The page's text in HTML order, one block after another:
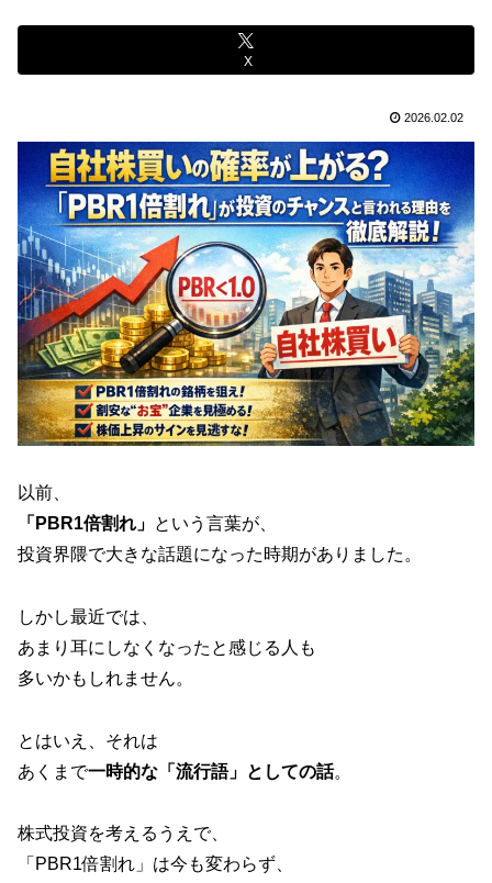
X
2026.02.02
以前、
「PBR1倍割れ」 という言葉が、
投資界隈で大きな話題になった時期がありました。
しかし最近では、
あまり耳にしなくなったと感じる人も
多いかもしれません。
とはいえ、それは
あくまで一時的な「流行語」としての話。
株式投資を考えるうえで、
「PBR1倍割れ」は今も変わらず、